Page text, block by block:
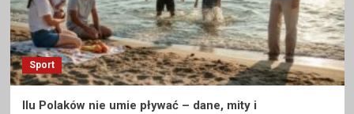
Sport
Ilu Polaków nie umie pływać – dane, mity i